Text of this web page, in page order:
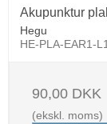
Akupunktur
Hegu
HE-PLA-EAR1-
90,00 DKK
(ekskl. moms)